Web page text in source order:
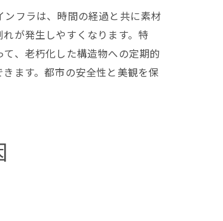
フラは、時間の経過と共に素材
が発生しやすくなります。特
、老朽化した構造物への定期的
ます。都市の安全性と美観を保